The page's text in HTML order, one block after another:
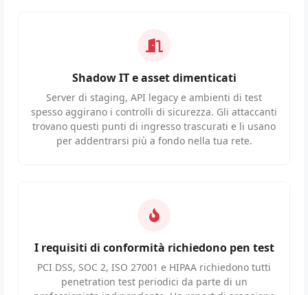
Shadow IT e asset dimenticati
Server di staging, API legacy e ambienti di test
spesso aggirano i controlli di sicurezza. Gli attaccanti
trovano questi punti di ingresso trascurati e li usano
per addentrarsi più a fondo nella tua rete.
I requisiti di conformità richiedono pen test
PCI DSS, SOC 2, ISO 27001 e HIPAA richiedono tutti
penetration test periodici da parte di un